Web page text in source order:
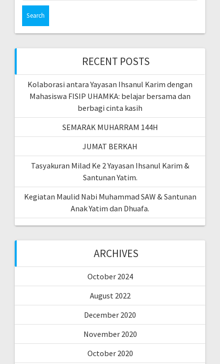
RECENT POSTS
Kolaborasi antara Yayasan Ihsanul Karim dengan
Mahasiswa FISIP UHAMKA: belajar bersama dan
berbagi cinta kasih
SEMARAK MUHARRAM 144H
JUMAT BERKAH
Tasyakuran Milad Ke 2 Yayasan Ihsanul Karim &
Santunan Yatim.
Kegiatan Maulid Nabi Muhammad SAW & Santunan
Anak Yatim dan Dhuafa.
ARCHIVES
October 2024
August 2022
December 2020
November 2020
October 2020